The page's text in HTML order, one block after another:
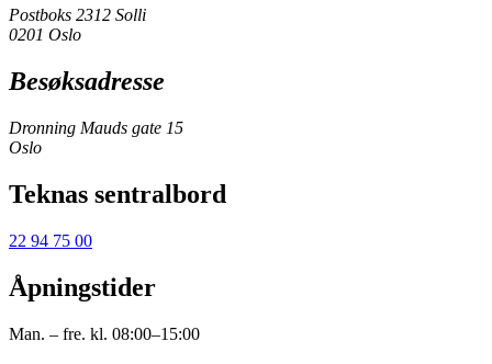
Postboks 2312 Solli
0201 Oslo
Besøksadresse
Dronning Mauds gate 15
Oslo
Teknas sentralbord
22 94 75 00
Åpningstider
Man. – fre. kl. 08:00–15:00